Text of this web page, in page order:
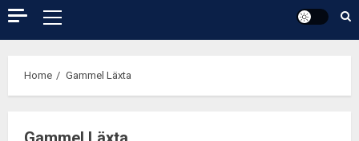
Primary
Menu
Home Gammel Läxta